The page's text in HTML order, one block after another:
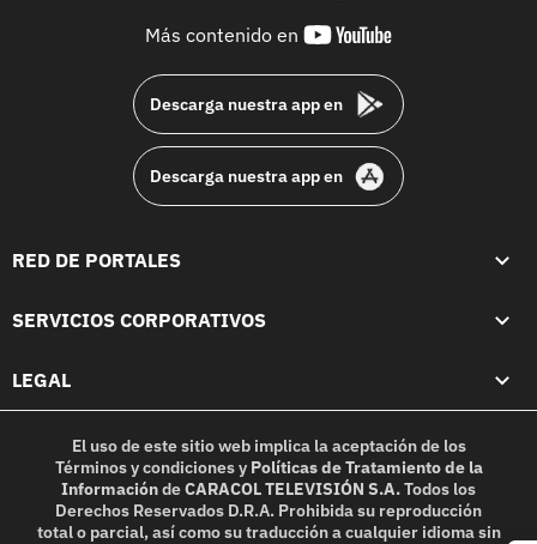
Más contenido en
youtube-
Descarga nuestra app en
Descarga nuestra app en
RED DE PORTALES
SERVICIOS CORPORATIVOS
LEGAL
El uso de este sitio web implica la aceptación de los
Términos y condicionesy Políticas de Tratamiento de la
InformacióndeCARACOL TELEVISIÓN S.A.Todos los
Derechos Reservados D.R.A. Prohibida su reproducción
total o parcial, así como su traducción a cualquier idioma sin